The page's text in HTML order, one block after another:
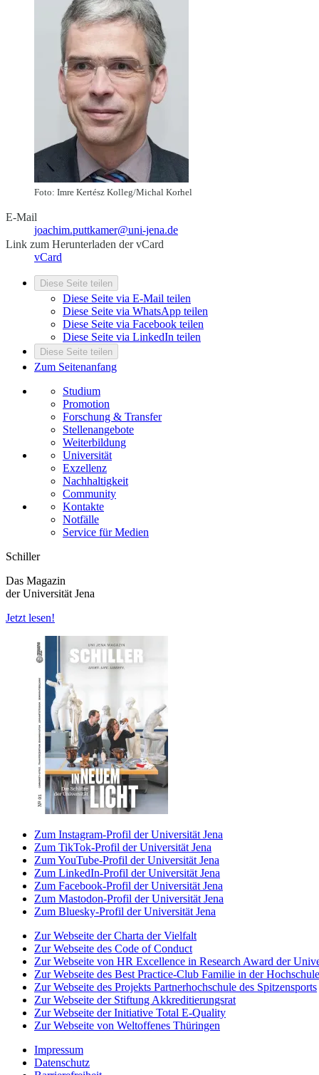
Foto: Imre Kertész Kolleg/Michal Korhel
E-Mail
joachim.puttkamer@uni-jena.de
Link zum Herunterladen der vCard
vCard
Diese Seite teilen
Diese Seite via E-Mail teilen
Diese Seite via WhatsApp teilen
Diese Seite via Facebook teilen
Diese Seite via LinkedIn teilen
Diese Seite teilen
Zum Seitenanfang
Studium
Promotion
Forschung & Transfer
Stellenangebote
Weiterbildung
Universität
Exzellenz
Nachhaltigkeit
Community
Kontakte
Notfälle
Service für Medien
Schiller
Das Magazin
der Universität Jena
Jetzt lesen!
Zum Instagram-Profil der Universität Jena
Zum TikTok-Profil der Universität Jena
Zum YouTube-Profil der Universität Jena
Zum LinkedIn-Profil der Universität Jena
Zum Facebook-Profil der Universität Jena
Zum Mastodon-Profil der Universität Jena
Zum Bluesky-Profil der Universität Jena
Zur Webseite der Charta der Vielfalt
Zur Webseite des Code of Conduct
Zur Webseite von HR Excellence in Research Award der
Zur Webseite des Best Practice-Club Familie in der Hochschule
Zur Webseite des Projekts Partnerhochschule des Spitzensports
Zur Webseite der Stiftung Akkreditierungsrat
Zur Webseite der Initiative Total E-Quality
Zur Webseite von Weltoffenes Thüringen
Impressum
Datenschutz